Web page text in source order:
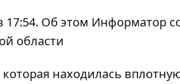
17:54. Об этом Информатор
области
находилась